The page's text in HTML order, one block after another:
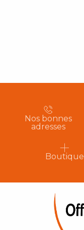
Nos bonnes
adresses
Boutique